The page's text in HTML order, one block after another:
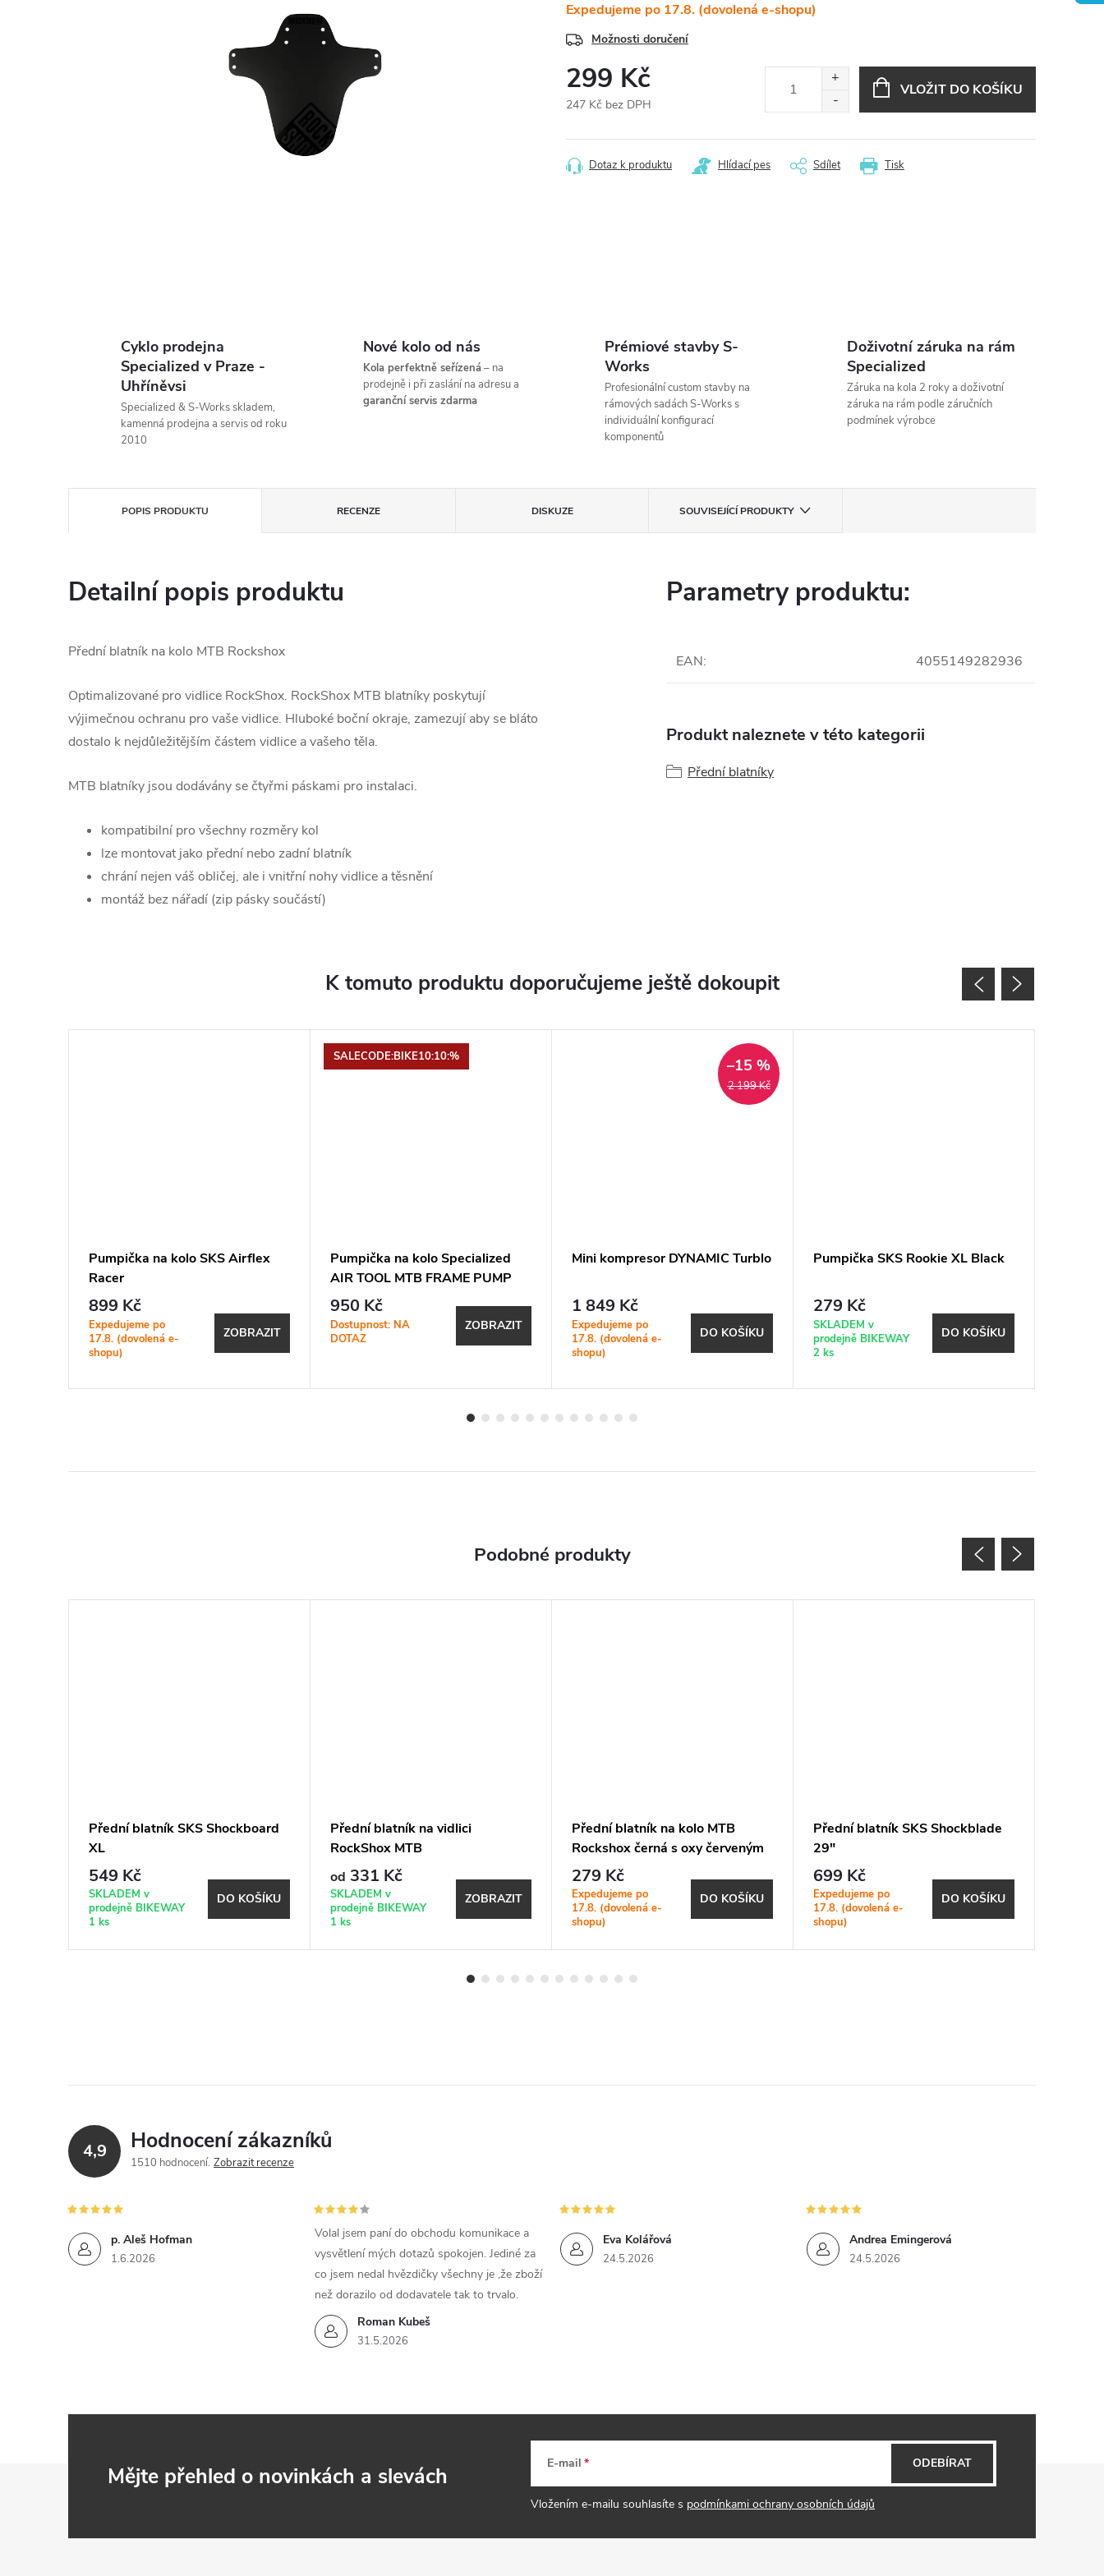
Expedujeme po 17.8. (dovolená e-shopu)
Možnosti doručení
299 Kč
247 Kč bez DPH
cena:
VLOŽIT DO KOŠÍKU
Tisk
Dotaz k produktu Hlídací pes Sdílet
Cyklo prodejna
Specialized v Praze -
Uhříněvsi
Specialized & S-Works skladem,
kamenná prodejna a servis od roku
2010
Nové kolo od nás
Kola perfektně seřízená– na
prodejně i při zaslání na adresu a
garanční servis zdarma
Prémiové stavby S-
Works
Profesionální custom stavby na
rámových sadách S-Works s
individuální konfigurací
komponentů
Doživotní záruka na rám
Specialized
Záruka na kola 2 roky a doživotní
záruka na rám podle záručních
podmínek výrobce
POPIS PRODUKTU RECENZE DISKUZE SOUVISEJÍCÍ PRODUKTY
Detailní popis produktu
Přední blatník na kolo MTB Rockshox
Optimalizované pro vidlice RockShox. RockShox MTB blatníky poskytují
výjimečnou ochranu pro vaše vidlice. Hluboké boční okraje, zamezují aby se bláto
dostalo k nejdůležitějším částem vidlice a vašeho těla.
MTB blatníky jsou dodávány se čtyřmi páskami pro instalaci.
kompatibilní pro všechny rozměry kol
lze montovat jako přední nebo zadní blatník
chrání nejen váš obličej, ale i vnitřní nohy vidlice a těsnění
montáž bez nářadí (zip pásky součástí)
Parametry produktu:
EAN: 4055149282936
Produkt naleznete v této kategorii
Přední blatníky
K tomuto produktu doporučujeme ještě dokoupit
Pumpička na kolo SKS Airflex
Racer
899 Kč
Expedujeme po
17.8. (dovolená e-
shopu)
ZOBRAZIT
SALECODE:BIKE10:10:%
Pumpička na kolo Specialized
AIR TOOL MTB FRAME PUMP
BLK
950 Kč
Dostupnost: NA
DOTAZ
ZOBRAZIT
2 199 Kč
–15 %
Mini kompresor DYNAMIC Turblo
1 849 Kč
Expedujeme po
17.8. (dovolená e-
shopu)
DO KOŠÍKU
Pumpička SKS Rookie XL Black
279 Kč
SKLADEM v
prodejně BIKEWAY
2 ks
DO KOŠÍKU
Přední blatník SKS Shockboard
XL
549 Kč
SKLADEM v
prodejně BIKEWAY
1 ks
DO KOŠÍKU
Přední blatník na vidlici
RockShox MTB
od 331 Kč
SKLADEM v
prodejně BIKEWAY
1 ks
ZOBRAZIT
Přední blatník na kolo MTB
Rockshox černá s oxy červeným
potiskem
279 Kč
Expedujeme po
17.8. (dovolená e-
shopu)
DO KOŠÍKU
Přední blatník SKS Shockblade
29"
699 Kč
Expedujeme po
17.8. (dovolená e-
shopu)
DO KOŠÍKU
4,9 Hodnocení zákazníků
1510 hodnocení Zobrazit recenze
p. Aleš Hofman
1.6.2026
Roman Kubeš
31.5.2026
Volal jsem paní do obchodu komunikace a
vysvětlení mých dotazů spokojen. Jediné za
co jsem nedal hvězdičky všechny je ,že zboží
než dorazilo od dodavatele tak to trvalo.
Eva Kolářová
24.5.2026
Andrea Emingerová
24.5.2026
Mějte přehled o novinkách a slevách E-mail
Vložením e-mailu souhlasíte s podmínkami ochrany osobních údajů
ODEBÍRAT